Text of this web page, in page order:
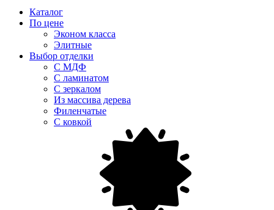
Каталог
По цене
Эконом класса
Элитные
Выбор отделки
С МДФ
С ламинатом
С зеркалом
Из массива дерева
Филенчатые
С ковкой